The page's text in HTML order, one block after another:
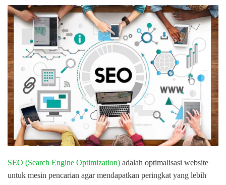
SEO (Search Engine Optimization) adalah optimalisasi website
untuk mesin pencarian agar mendapatkan peringkat yang lebih